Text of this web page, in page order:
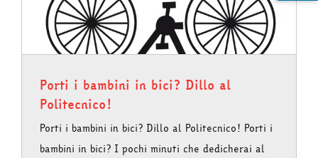
Porti i bambini in bici? Dillo al
Politecnico!
Porti i bambini in bici? Dillo al Politecnico! Porti i
bambini in bici? I pochi minuti che dedicherai al